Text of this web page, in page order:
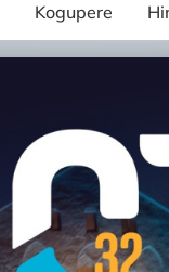
Kogupere